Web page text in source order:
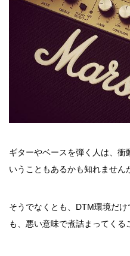
ギターやベースを弾く人は、
いうこともあるかも知れません
そうでなくとも、DTM環境だ
も、悪い意味で煮詰まってくる